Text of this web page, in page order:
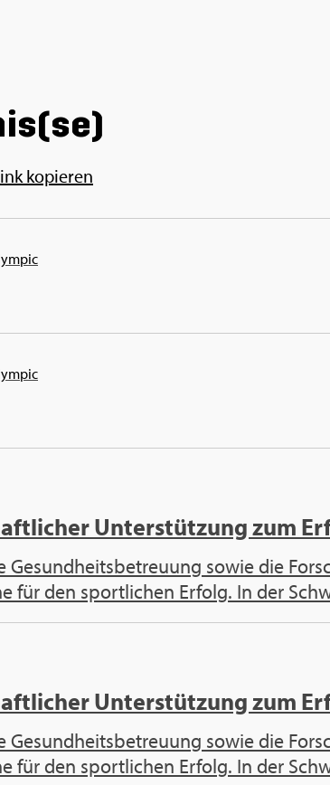
ko­pie­ren
Un­ter­stüt­zung zum
Ge­sund­heits­be­treu­ung sowie die
für den sport­li­chen Er­folg. In der
Un­ter­stüt­zung zum
Ge­sund­heits­be­treu­ung sowie die
für den sport­li­chen Er­folg. In der